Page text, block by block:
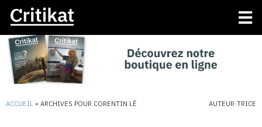
ACCUEIL » ARCHIVES POUR CORENTIN LÊ AUTEUR·TRICE